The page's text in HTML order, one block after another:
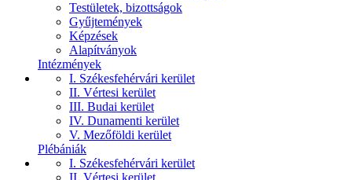
Testületek, bizottságok
Gyűjtemények
Képzések
Alapítványok
Intézmények
I. Székesfehérvári kerület
II. Vértesi kerület
III. Budai kerület
IV. Dunamenti kerület
V. Mezőföldi kerület
Plébániák
I. Székesfehérvári kerület
II. Vértesi kerület